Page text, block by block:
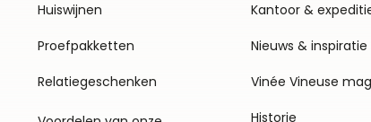
Huiswijnen
Proefpakketten
Relatiegeschenken
Kantoor &
Nieuws & inspiratie
Vinée Vineuse
Historie